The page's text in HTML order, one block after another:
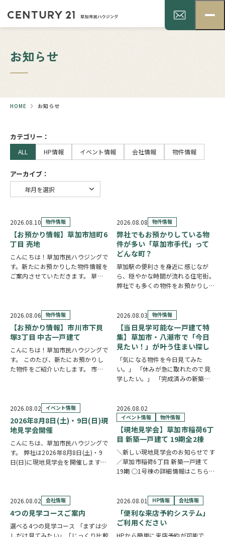
お知らせ
HOME お知らせ
カテゴリー：
ALL HP情報 イベント情報 会社情報 物件情報
アーカイブ：
2026.08.10 物件情報
【お預かり情報】草加市旭町6
丁目 売地
こんにちは！草加市民ハウジングで
す。新たにお預かりした物件情報を
ご案内させていただきます。 草加
利用可能な立地。52坪超の広々と
した整形地…
2026.08.08 物件情報
弊社でもお預かりしている物
件が多い「草加市手代」って
どんな町？
草加駅の便利さを身近に感じなが
ら、穏やかな時間が流れる住宅街。
弊社でも多くの物件をお預かりして
10分圏内の便利な立地 手代は東武
スカイツリーライン「草加駅」が生
活圏です。北千…
2026.08.06 物件情報
【お預かり情報】市川市下貝
塚3丁目 中古一戸建て
こんにちは！草加市民ハウジングで
す。 このたび、新たにお預かりし
た物件をご紹介いたします。 市川
https://www.century21soka.com/st/s…
2026.08.03 物件情報
【当日見学可能な一戸建て特
集】草加市・八潮市で「今日
見たい！」が叶う住まい探し
「気になる物件を今日見てみた
い。」 「休みが急に取れたので見
学したい。」 「完成済みの新築を
一戸建て】です。 草加市民ハウジ
ングでは、草加市・八潮市を中心
に、当日ご案内可能な完…
2026.08.02 イベント情報
2026年8月8日(土)・9日(日)現
地見学会開催
こんにちは、草加市民ハウジングで
す。 弊社は2026年8月8日(土)・9
日(日)に現地見学会を開催します！
直接物件を見ながらご説明さ…
2026.08.02
イベント情報 物件情報
【現地見学会】草加市稲荷6丁
目 新築一戸建て 19期全2棟
＼新しい現地見学会のお知らせです
／草加市稲荷6丁目 新築一戸建て
19期 ○1号棟の詳細情報はこちら
中心となるLDKは、17帖以上のゆと
り空間。食洗機付きカウンターキッ
チ…
2026.08.02 会社情報
4つの見学コースご案内
選べる4つの見学コース 「まずは少
しだけ見てみたい」「じっくり比較
2026.08.01 HP情報 会社情報
「便利な来店予約システム」
ご利用ください
HPから簡単に来店予約が可能で